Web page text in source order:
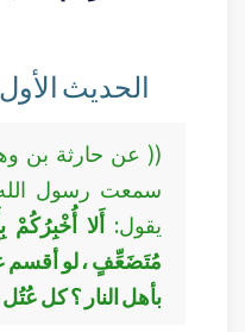
الحديث
(( عن حارثة بن
سمعت رسول
يقول: أَلا
مُتَضَعِّفٍ ، لو أقسم
بأهل النار ؟ كل